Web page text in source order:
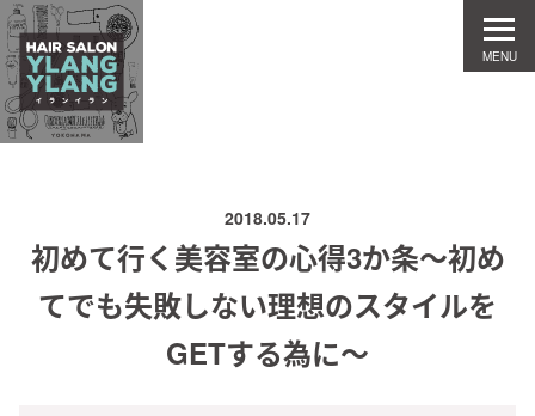
MENU
2018.05.17
初めて行く美容室の心得3か条～初め
てでも失敗しない理想のスタイルを
GETする為に～